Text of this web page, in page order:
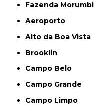
Fazenda Morumbi
Aeroporto
Alto da Boa Vista
Brooklin
Campo Belo
Campo Grande
Campo Limpo